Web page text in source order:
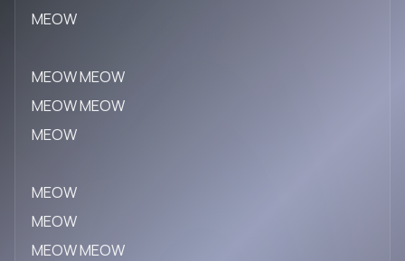
MEOW
MEOW MEOW
MEOW MEOW
MEOW
MEOW
MEOW
MEOW MEOW